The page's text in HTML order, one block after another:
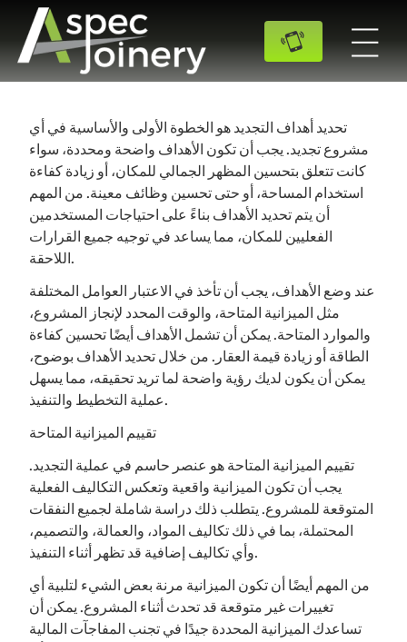
تحديد أهداف التجديد هو الخطوة الأولى والأساسية في أي
مشروع تجديد. يجب أن تكون الأهداف واضحة ومحددة، سواء
كانت تتعلق بتحسين المظهر الجمالي للمكان، أو زيادة كفاءة
استخدام المساحة، أو حتى تحسين وظائف معينة. من المهم
أن يتم تحديد الأهداف بناءً على احتياجات المستخدمين
الفعليين للمكان، مما يساعد في توجيه جميع القرارات
اللاحقة.
عند وضع الأهداف، يجب أن تأخذ في الاعتبار العوامل المختلفة
مثل الميزانية المتاحة، والوقت المحدد لإنجاز المشروع،
والموارد المتاحة. يمكن أن تشمل الأهداف أيضًا تحسين كفاءة
الطاقة أو زيادة قيمة العقار. من خلال تحديد الأهداف بوضوح،
يمكن أن يكون لديك رؤية واضحة لما تريد تحقيقه، مما يسهل
عملية التخطيط والتنفيذ.
تقييم الميزانية المتاحة
تقييم الميزانية المتاحة هو عنصر حاسم في عملية التجديد.
يجب أن تكون الميزانية واقعية وتعكس التكاليف الفعلية
المتوقعة للمشروع. يتطلب ذلك دراسة شاملة لجميع النفقات
المحتملة، بما في ذلك تكاليف المواد، والعمالة، والتصميم،
وأي تكاليف إضافية قد تظهر أثناء التنفيذ.
من المهم أيضًا أن تكون الميزانية مرنة بعض الشيء لتلبية أي
تغييرات غير متوقعة قد تحدث أثناء المشروع. يمكن أن
تساعدك الميزانية المحددة جيدًا في تجنب المفاجآت المالية